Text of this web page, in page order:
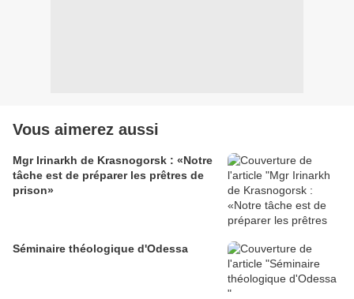
Vous aimerez aussi
Mgr Irinarkh de Krasnogorsk : «Notre
tâche est de préparer les prêtres de
prison»
Séminaire théologique d'Odessa